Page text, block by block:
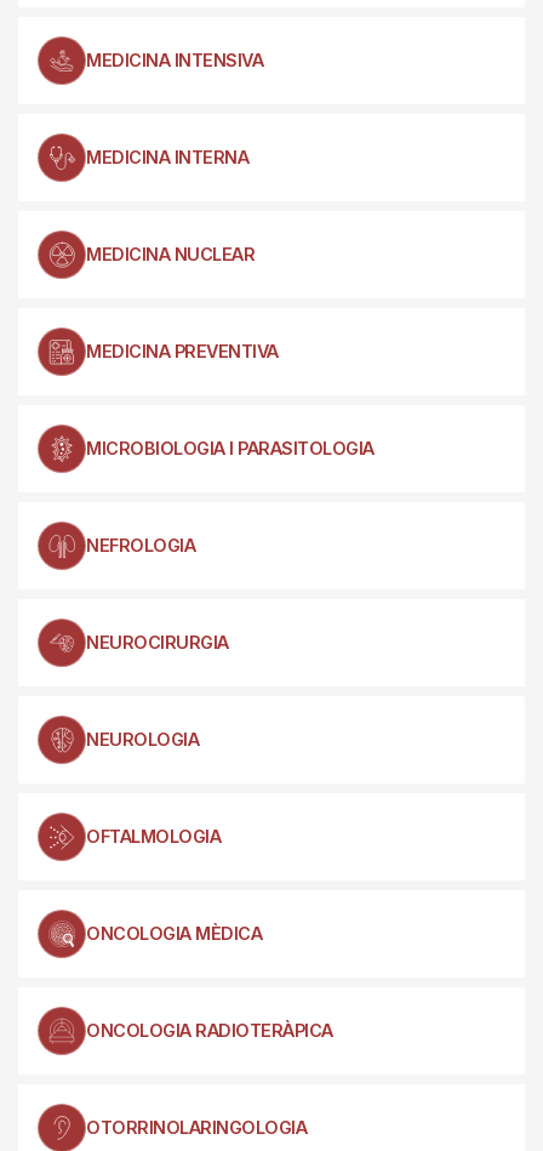
MEDICINA INTENSIVA
MEDICINA INTERNA
MEDICINA NUCLEAR
MEDICINA PREVENTIVA
MICROBIOLOGIA I PARASITOLOGIA
NEFROLOGIA
NEUROCIRURGIA
NEUROLOGIA
OFTALMOLOGIA
ONCOLOGIA MÈDICA
ONCOLOGIA RADIOTERÀPICA
OTORRINOLARINGOLOGIA